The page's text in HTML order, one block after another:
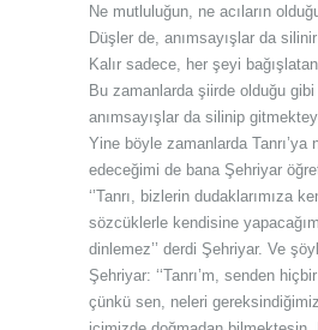
Ne mutluluğun, ne acıların
Düşler de, anımsayışlar da
Kalır sadece, her şeyi bağışlatan
Bu zamanlarda şiirde olduğu
anımsayışlar da silinip
Yine böyle zamanlarda Tanrı’ya
edeceğimi de bana Şehriyar
‘’Tanrı, bizlerin dudaklarımıza
sözcüklerle kendisine
dinlemez’’ derdi Şehriyar. Ve
Şehriyar: ‘‘Tanrı’m, senden
çünkü sen, neleri